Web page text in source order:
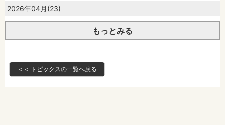
2026年04月(23)
もっとみる
＜＜ トピックスの一覧へ戻る